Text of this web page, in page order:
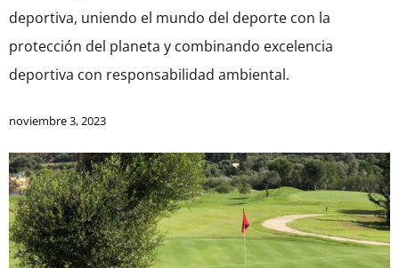
deportiva, uniendo el mundo del deporte con la
protección del planeta y combinando excelencia
deportiva con responsabilidad ambiental.
noviembre 3, 2023